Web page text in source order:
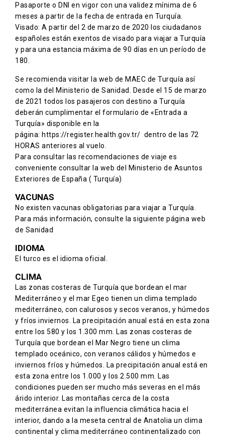
Pasaporte o DNI en vigor con una validez mínima de 6
meses a partir de la fecha de entrada en Turquía.
Visado: A partir del 2 de marzo de 2020 los ciudadanos
españoles están exentos de visado para viajar a Turquía
y para una estancia máxima de 90 días en un período de
180.
Se recomienda visitar la web de MAEC de Turquía así
como la del Ministerio de Sanidad. Desde el 15 de marzo
de 2021 todos los pasajeros con destino a Turquía
deberán cumplimentar el formulario de «Entrada a
Turquía» disponible en la
página: https://register.health.gov.tr/ dentro de las 72
HORAS anteriores al vuelo.
Para consultar las recomendaciones de viaje es
conveniente consultar la web del Ministerio de Asuntos
Exteriores de España ( Turquía)
VACUNAS
No existen vacunas obligatorias para viajar a Turquía.
Para más información, consulte la siguiente página web
de Sanidad
IDIOMA
El turco es el idioma oficial.
CLIMA
Las zonas costeras de Turquía que bordean el mar
Mediterráneo y el mar Egeo tienen un clima templado
mediterráneo, con calurosos y secos veranos, y húmedos
y fríos inviernos. La precipitación anual está en esta zona
entre los 580 y los 1.300 mm. Las zonas costeras de
Turquía que bordean el Mar Negro tiene un clima
templado oceánico, con veranos cálidos y húmedos e
inviernos fríos y húmedos. La precipitación anual está en
esta zona entre los 1.000 y los 2.500 mm. Las
condiciones pueden ser mucho más severas en el más
árido interior. Las montañas cerca de la costa
mediterránea evitan la influencia climática hacia el
interior, dando a la meseta central de Anatolia un clima
continental y clima mediterráneo continentalizado con